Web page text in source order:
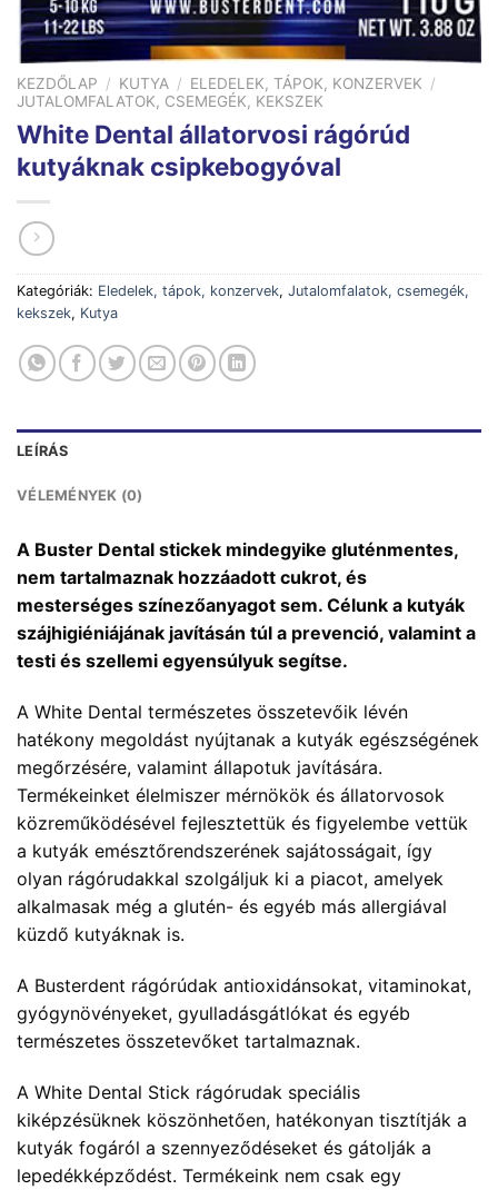
KEZDŐLAP / KUTYA / ELEDELEK, TÁPOK, KONZERVEK /
JUTALOMFALATOK, CSEMEGÉK, KEKSZEK
White Dental állatorvosi rágórúd
kutyáknak csipkebogyóval
Kategóriák: Eledelek, tápok, konzervek, Jutalomfalatok, csemegék,
kekszek, Kutya
LEÍRÁS
VÉLEMÉNYEK (0)
A Buster Dental stickek mindegyike gluténmentes,
nem tartalmaznak hozzáadott cukrot, és
mesterséges színezőanyagot sem. Célunk a kutyák
szájhigiéniájának javításán túl a prevenció, valamint a
testi és szellemi egyensúlyuk segítse.
A White Dental természetes összetevőik lévén
hatékony megoldást nyújtanak a kutyák egészségének
megőrzésére, valamint állapotuk javítására.
Termékeinket élelmiszer mérnökök és állatorvosok
közreműködésével fejlesztettük és figyelembe vettük
a kutyák emésztőrendszerének sajátosságait, így
olyan rágórudakkal szolgáljuk ki a piacot, amelyek
alkalmasak még a glutén- és egyéb más allergiával
küzdő kutyáknak is.
A Busterdent rágórúdak antioxidánsokat, vitaminokat,
gyógynövényeket, gyulladásgátlókat és egyéb
természetes összetevőket tartalmaznak.
A White Dental Stick rágórudak speciális
kiképzésüknek köszönhetően, hatékonyan tisztítják a
kutyák fogáról a szennyeződéseket és gátolják a
lepedékképződést. Termékeink nem csak egy